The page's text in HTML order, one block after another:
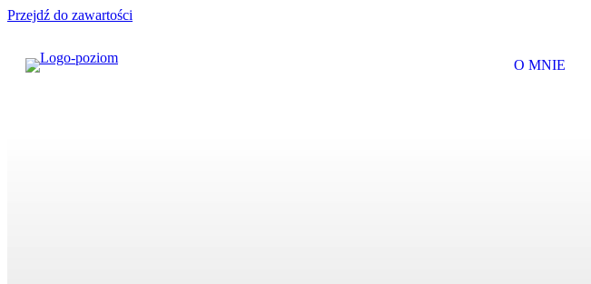
Przejdź do zawartości
O MNIE